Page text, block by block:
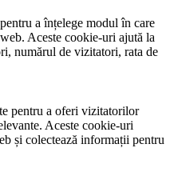
a înțelege modul în care
Aceste cookie-uri ajută la
numărul de vizitatori, rata de
pentru a oferi vizitatorilor
Aceste cookie-uri
și colectează informații pentru